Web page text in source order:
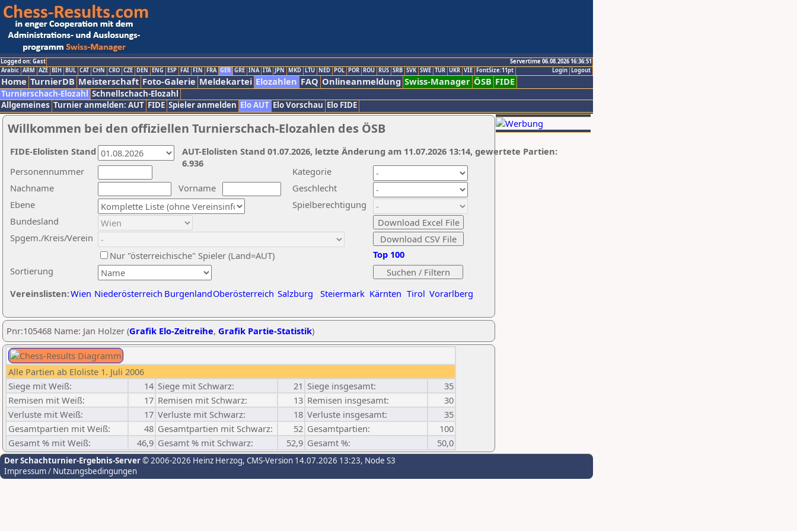
Logged on: Gast
Servertime 06.08.2026 16:36:51
Logout
Login
Arabic ARM AZE BIH BUL CAT CHN CRO CZE DEN ENG ESP FAI FIN FRA GER GRE INA ITA JPN MKD LTU NED POL POR ROU RUS SRB SVK SWE TUR UKR VIE FontSize:11pt
Home TurnierDB Meisterschaft Foto-Galerie Meldekartei Elozahlen FAQ Onlineanmeldung Swiss-Manager ÖSB FIDE
Turnierschach-Elozahl Schnellschach-Elozahl
Allgemeines Turnier anmelden: AUT FIDE Spieler anmelden Elo AUT Elo Vorschau Elo FIDE
Willkommen bei den offiziellen Turnierschach-Elozahlen des ÖSB
Nachname
Vorname
Ebene
Kategorie
Sortierung
Personennummer
Bundesland
Spgem./Kreis/Verein
Geschlecht
Nur "österreichische" Spieler (Land=AUT)
Spielberechtigung
Vereinslisten:Wien Niederösterreich BurgenlandOberösterreich Salzburg Steiermark Kärnten Tirol Vorarlberg
Top 100
AUT-Elolisten Stand 01.07.2026, letzte Änderung am 11.07.2026 13:14, gewertete Partien:
6.936
FIDE-Elolisten Stand
Pnr:105468 Name: Jan Holzer (Grafik Elo-Zeitreihe, Grafik Partie-Statistik)
Alle Partien ab Eloliste 1. Juli 2006
Siege mit Weiß:
14 Siege mit Schwarz: 21 Siege insgesamt:
35
Remisen mit Weiß:
17 Remisen mit Schwarz: 13 Remisen insgesamt:
30
Verluste mit Weiß:
17 Verluste mit Schwarz: 18 Verluste insgesamt:
35
Gesamtpartien mit Weiß:
48 Gesamtpartien mit Schwarz: 52 Gesamtpartien:
100
Gesamt % mit Weiß:
46,9 Gesamt % mit Schwarz: 52,9 Gesamt %: 50,0
Der Schachturnier-Ergebnis-Server© 2006-2026 Heinz Herzog, CMS-Version 14.07.2026 13:23, Node S3
Impressum / Nutzungsbedingungen